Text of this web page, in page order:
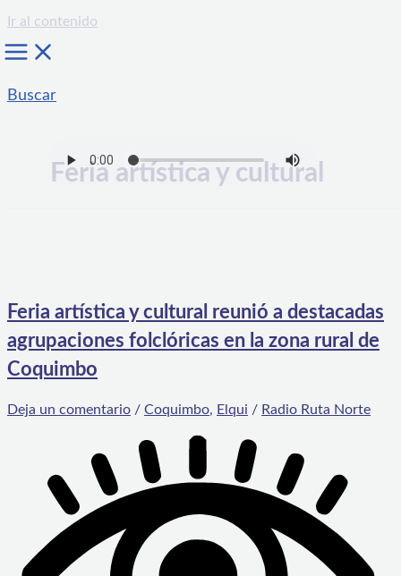
Ir al contenido
Buscar
Feria artística y cultural
Feria artística y cultural reunió a destacadas
agrupaciones folclóricas en la zona rural de
Coquimbo
Deja un comentario / Coquimbo, Elqui / Radio Ruta Norte